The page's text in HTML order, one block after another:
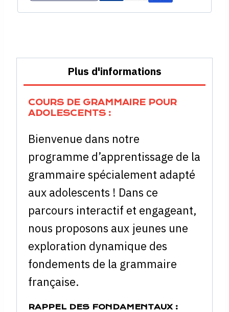
Plus d'informations
COURS DE GRAMMAIRE POUR
ADOLESCENTS :
Bienvenue dans notre
programme d’apprentissage de la
grammaire spécialement adapté
aux adolescents ! Dans ce
parcours interactif et engageant,
nous proposons aux jeunes une
exploration dynamique des
fondements de la grammaire
française.
RAPPEL DES FONDAMENTAUX :